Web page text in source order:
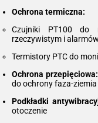
Ochrona termiczna:
Czujniki PT100 do
rzeczywistym i alarmów
Termistory PTC do
Ochrona przepięciowa:
do ochrony faza-ziemia
Podkładki
otoczenie